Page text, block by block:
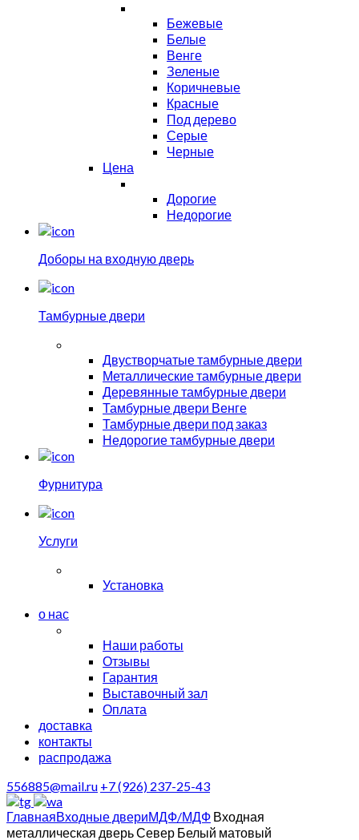
Бежевые
Белые
Венге
Зеленые
Коричневые
Красные
Под дерево
Серые
Черные
Цена
Дорогие
Недорогие
Доборы на входную дверь
Тамбурные двери
Двустворчатые тамбурные двери
Металлические тамбурные двери
Деревянные тамбурные двери
Тамбурные двери Венге
Тамбурные двери под заказ
Недорогие тамбурные двери
Фурнитура
Услуги
Установка
о нас
Наши работы
Отзывы
Гарантия
Выставочный зал
Оплата
доставка
контакты
распродажа
556885@mail.ru +7 (926) 237-25-43
ГлавнаяВходные двериМДФ/МДФ Входная
металлическая дверь Север Белый матовый